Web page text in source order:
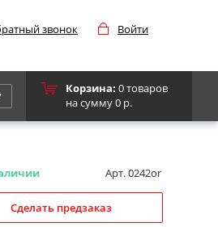
звонок Войти
Корзина: 0 товаров
на сумму 0 р.
Арт. 0242or
Сделать предзаказ